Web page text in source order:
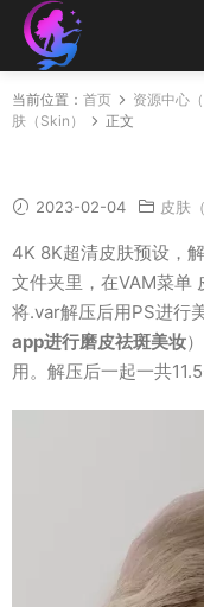
当前位置： 首页 资源中心
肤（Skin）
正文
2023-02-04 皮肤
4K 8K超清皮肤预设，
文件夹里，在VAM菜单
将.var解压后用PS进行
app进行磨皮祛斑美妆
用。解压后一起一共